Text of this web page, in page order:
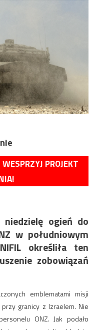
PROJEKT
ogień do
w południowym
określiła ten
zobowiązań
emblematami misji
granicy z Izraelem. Nie
ONZ. Jak podało